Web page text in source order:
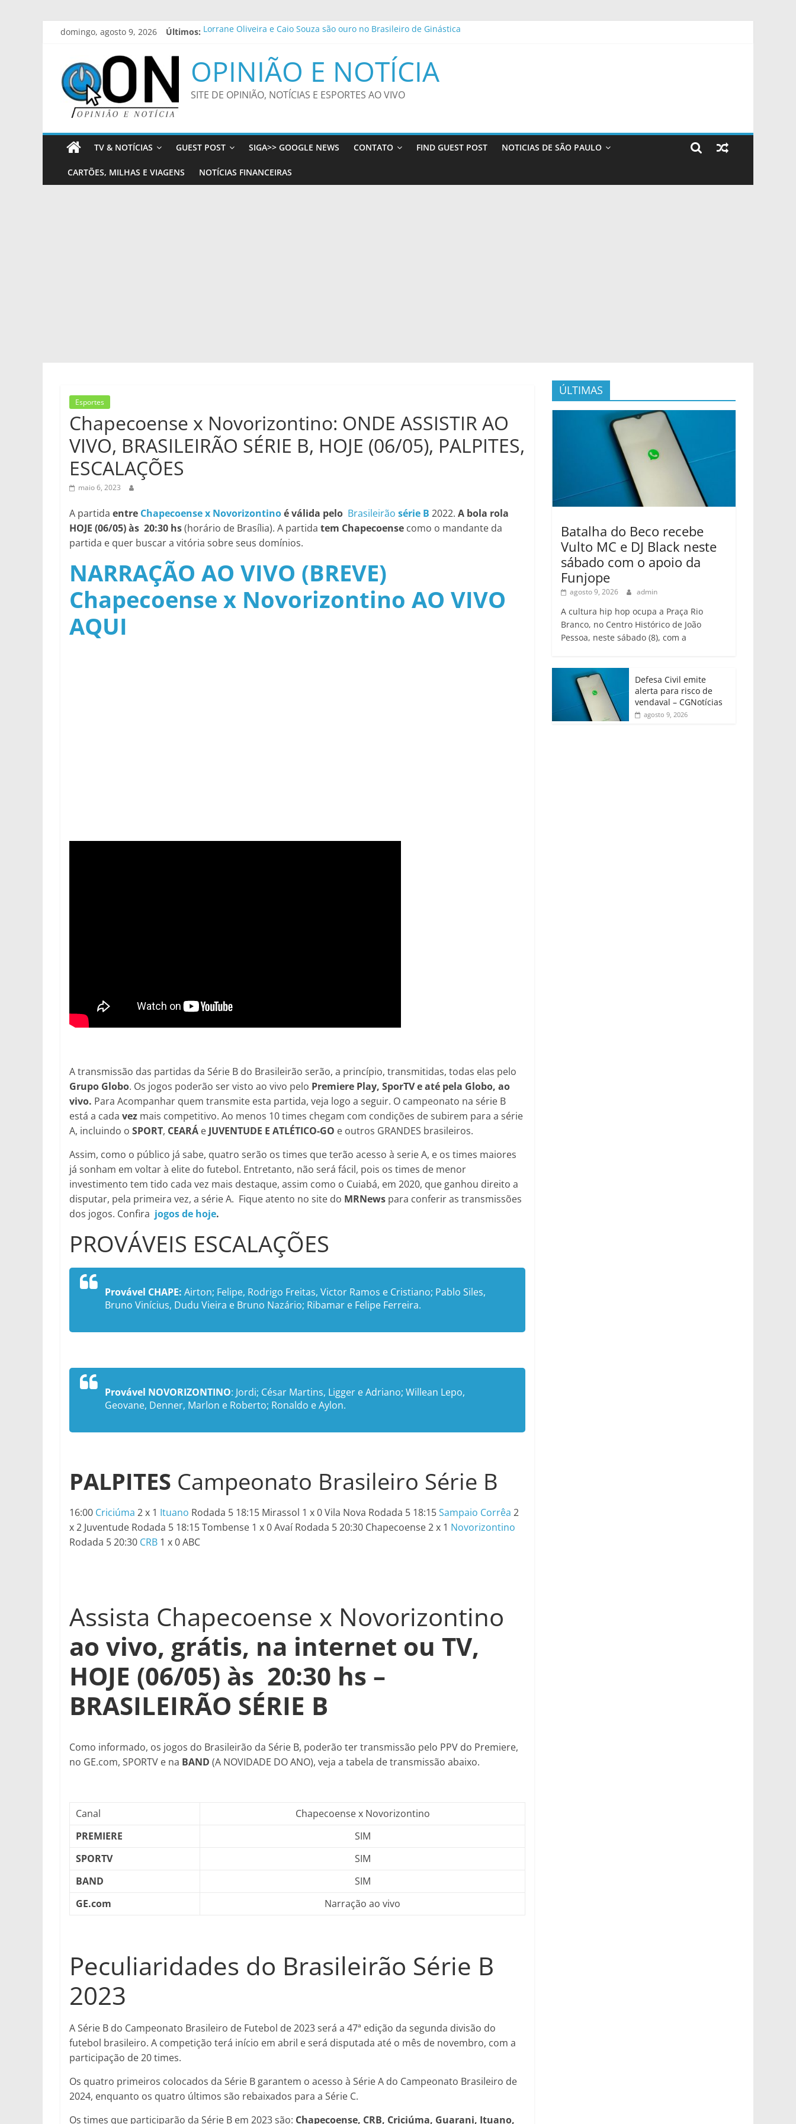
Pular
conteúdo
domingo, agosto 9, 2026 Últimos: Lorrane Oliveira e Caio Souza são ouro no Brasileiro de Ginástica
Defesa Civil emite alerta para risco de vendaval – CGNotícias
Zumba, Sabadinho Bom e Batalha do Beco transformam o Centro Histórico em ponto de encontro
Aos 20 anos, chega notícia sobre ocorrido com o filho de Wagner Moura
OPINIÃO E NOTÍCIA
SITE DE OPINIÃO, NOTÍCIAS E ESPORTES AO VIVO
TV & NOTÍCIAS GUEST POST SIGA>> GOOGLE NEWS CONTATO FIND GUEST POST NOTICIAS DE SÃO PAULO
CARTÕES, MILHAS E VIAGENS NOTÍCIAS FINANCEIRAS
Esportes
Chapecoense x Novorizontino: ONDE ASSISTIR AO
VIVO, BRASILEIRÃO SÉRIE B, HOJE (06/05), PALPITES,
ESCALAÇÕES
maio 6, 2023
A partida entre Chapecoense x Novorizontinoé válida pelo Brasileirão série B 2022. A bola rola
HOJE (06/05) às 20:30 hs(horário de Brasília). A partida tem Chapecoense como o mandante da
partida e quer buscar a vitória sobre seus domínios.
NARRAÇÃO AO VIVO (BREVE)
Chapecoense x Novorizontino AO VIVO
AQUI
A transmissão das partidas da Série B do Brasileirão serão, a princípio, transmitidas, todas elas pelo
Grupo Globo. Os jogos poderão ser visto ao vivo pelo Premiere Play, SporTV e até pela Globo, ao
vivo. Para Acompanhar quem transmite esta partida, veja logo a seguir. O campeonato na série B
está a cada vez mais competitivo. Ao menos 10 times chegam com condições de subirem para a série
A, incluindo o SPORT, CEARÁ e JUVENTUDE E ATLÉTICO-GO e outros GRANDES brasileiros.
Assim, como o público já sabe, quatro serão os times que terão acesso à serie A, e os times maiores
já sonham em voltar à elite do futebol. Entretanto, não será fácil, pois os times de menor
investimento tem tido cada vez mais destaque, assim como o Cuiabá, em 2020, que ganhou direito a
disputar, pela primeira vez, a série A. Fique atento no site do MRNews para conferir as transmissões
dos jogos. Confira jogos de hoje.
PROVÁVEIS ESCALAÇÕES
Provável CHAPE: Airton; Felipe, Rodrigo Freitas, Victor Ramos e Cristiano; Pablo Siles,
Bruno Vinícius, Dudu Vieira e Bruno Nazário; Ribamar e Felipe Ferreira.
Provável NOVORIZONTINO: Jordi; César Martins, Ligger e Adriano; Willean Lepo,
Geovane, Denner, Marlon e Roberto; Ronaldo e Aylon.
PALPITES Campeonato Brasileiro Série B
16:00 Criciúma 2 x 1 Ituano Rodada 5 18:15 Mirassol 1 x 0 Vila Nova Rodada 5 18:15Sampaio Corrêa 2
x 2 Juventude Rodada 5 18:15 Tombense 1 x 0 Avaí Rodada 5 20:30 Chapecoense 2 x 1 Novorizontino
Rodada 5 20:30 CRB 1 x 0 ABC
Assista Chapecoense x Novorizontino
ao vivo, grátis, na internet ou TV,
HOJE (06/05) às 20:30 hs –
BRASILEIRÃO SÉRIE B
Como informado, os jogos do Brasileirão da Série B, poderão ter transmissão pelo PPV do Premiere,
no GE.com, SPORTV e na BAND (A NOVIDADE DO ANO), veja a tabela de transmissão abaixo.
Canal
Chapecoense x Novorizontino
PREMIERE
SIM
SPORTV
SIM
BAND
SIM
GE.com
Narração ao vivo
Peculiaridades do Brasileirão Série B
2023
A Série B do Campeonato Brasileiro de Futebol de 2023 será a 47ª edição da segunda divisão do
futebol brasileiro. A competição terá início em abril e será disputada até o mês de novembro, com a
participação de 20 times.
Os quatro primeiros colocados da Série B garantem o acesso à Série A do Campeonato Brasileiro de
2024, enquanto os quatro últimos são rebaixados para a Série C.
Os times que participarão da Série B em 2023 são: Chapecoense, CRB, Criciúma, Guarani, Ituano,
ÚLTIMAS
Batalha do Beco recebe
Vulto MC e DJ Black neste
sábado com o apoio da
Funjope
agosto 9, 2026 admin
A cultura hip hop ocupa a Praça Rio
Branco, no Centro Histórico de João
Pessoa, neste sábado (8), com a
Defesa Civil emite
alerta para risco de
vendaval – CGNotícias
agosto 9, 2026